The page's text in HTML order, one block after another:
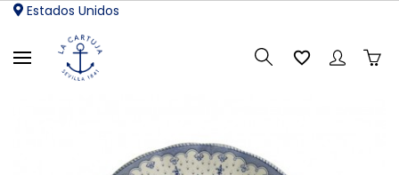
Estados Unidos
